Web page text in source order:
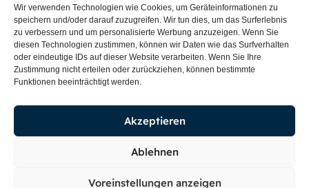
Wir verwenden Technologien wie Cookies, um Geräteinformationen zu
speichern und/oder darauf zuzugreifen. Wir tun dies, um das Surferlebnis
zu verbessern und um personalisierte Werbung anzuzeigen. Wenn Sie
diesen Technologien zustimmen, können wir Daten wie das Surfverhalten
oder eindeutige IDs auf dieser Website verarbeiten. Wenn Sie Ihre
Zustimmung nicht erteilen oder zurückziehen, können bestimmte
Funktionen beeinträchtigt werden.
Akzeptieren
Ablehnen
Voreinstellungen anzeigen
Copyright © 2026 AquaPurist – Umsetzung Mission Digital GmbH
Jetzt eintragen und keine Angebote und Neuigkeiten
mehr verpassen.